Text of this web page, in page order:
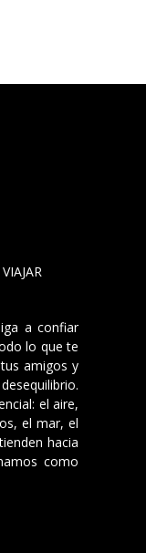
a confiar
lo que te
amigos y
el aire,
el mar, el
hacia
como